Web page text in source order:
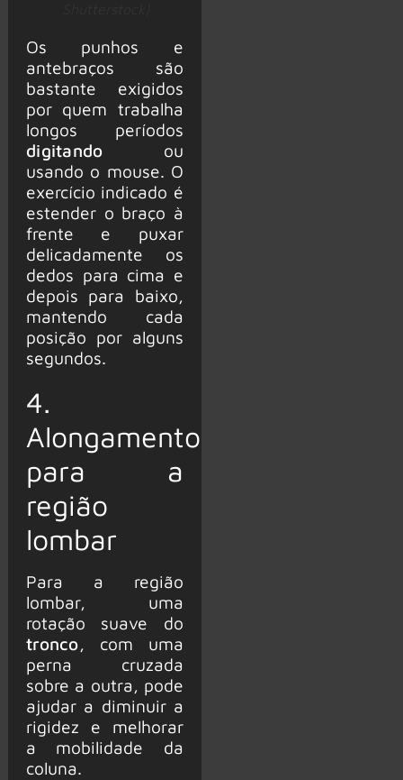
Os punhos e
antebraços são
bastante exigidos
por quem trabalha
longos períodos
digitando ou
usando o mouse. O
exercício indicado é
estender o braço à
frente e puxar
delicadamente os
dedos para cima e
depois para baixo,
mantendo cada
posição por alguns
segundos.
4.
Alongamento
para a
região
lombar
Para a região
lombar, uma
rotação suave do
tronco, com uma
perna cruzada
sobre a outra, pode
ajudar a diminuir a
rigidez e melhorar
a mobilidade da
coluna.